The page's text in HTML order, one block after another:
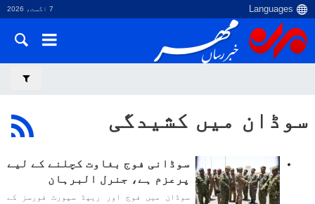
7 اگست، 2026
سوڈان میں کشیدگی
سوڈانی فوج بغاوت کچلنے کے لیے
پرعزم ہے، جنرل البرہان
سوڈان میں فوج اور ریپڈ سپورٹ فورسز کے